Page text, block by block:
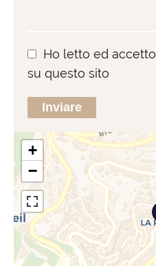
Ho letto ed accetto
su questo sito
Inviare
+
−